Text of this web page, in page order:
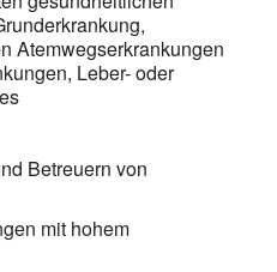
Atemwegserkrankungen
Leber- oder
Betreuern von
mit hohem